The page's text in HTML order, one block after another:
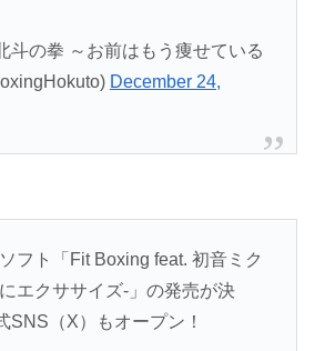
の拳 ～お前はもう痩せている
December 24,
フト「Fit Boxing feat. 初音ミク
エクササイズ-」の発売が決
SNS（X）もオープン！